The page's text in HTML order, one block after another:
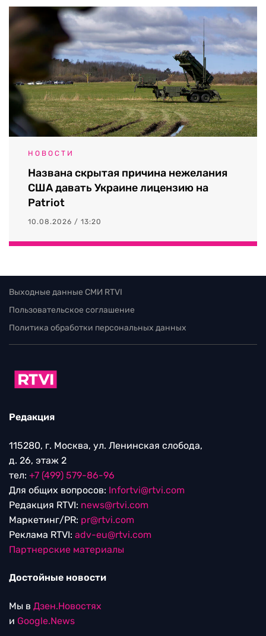
НОВОСТИ
Названа скрытая причина нежелания
США давать Украине лицензию на
Patriot
10.08.2026 / 13:20
Выходные данные СМИ RTVI
Пользовательское соглашение
Политика обработки персональных данных
Редакция
115280, г. Москва, ул. Ленинская слобода,
д. 26, этаж 2
тел: +7 (499) 579-86-96
Для общих вопросов: Infortvi@rtvi.com
Редакция RTVI: news@rtvi.com
Маркетинг/PR: pr@rtvi.com
Реклама RTVI: adv-eu@rtvi.com
Партнерские материалы
Достойные новости
Мы в Дзен.Новостях
и Google.News